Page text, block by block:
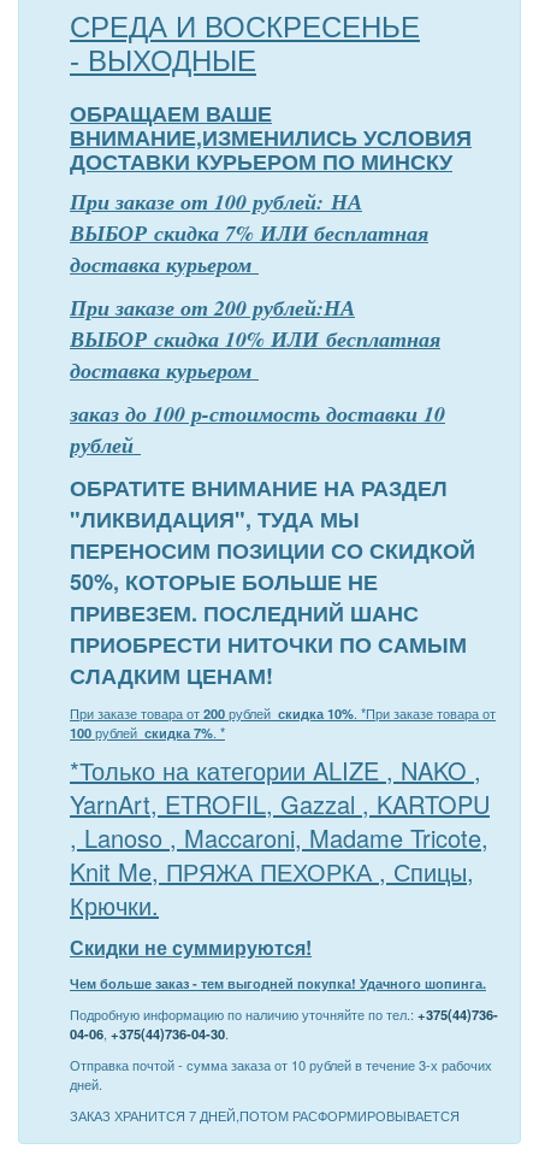
СРЕДА И ВОСКРЕСЕНЬЕ
- ВЫХОДНЫЕ
ОБРАЩАЕМ ВАШЕ
ВНИМАНИЕ,ИЗМЕНИЛИСЬ УСЛОВИЯ
ДОСТАВКИ КУРЬЕРОМ ПО МИНСКУ
При заказе от 100 рублей: НА
ВЫБОР скидка 7% ИЛИ бесплатная
доставка курьером
При заказе от 200 рублей:НА
ВЫБОР скидка 10% ИЛИ бесплатная
доставка курьером
заказ до 100 р-стоимость доставки 10
рублей
ОБРАТИТЕ ВНИМАНИЕ НА РАЗДЕЛ
"ЛИКВИДАЦИЯ", ТУДА МЫ
ПЕРЕНОСИМ ПОЗИЦИИ СО СКИДКОЙ
50%, КОТОРЫЕ БОЛЬШЕ НЕ
ПРИВЕЗЕМ. ПОСЛЕДНИЙ ШАНС
ПРИОБРЕСТИ НИТОЧКИ ПО САМЫМ
СЛАДКИМ ЦЕНАМ!
При заказе товара от200рублей скидка 10%. *При заказе товара от
100рублей скидка 7%. *
*Только на категории ALIZE , NAKO ,
YarnArt, ETROFIL, Gazzal , KARTOPU
, Lanoso , Maccaroni, Madame Tricote,
Knit Me, ПРЯЖА ПЕХОРКА , Спицы,
Крючки.
Скидки не суммируются!
Чем больше заказ - тем выгодней покупка! Удачного шопинга.
Подробную информацию по наличию уточняйте по тел.: +375(44)736-
04-06, +375(44)736-04-30.
Отправка почтой - сумма заказа от 10 рублей в течение 3-х рабочих
дней.
ЗАКАЗ ХРАНИТСЯ 7 ДНЕЙ,ПОТОМ РАСФОРМИРОВЫВАЕТСЯ